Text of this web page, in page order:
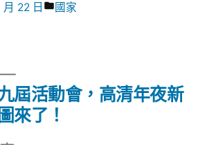
22 日
分
國家
下
一
篇
屆活動會，高清年夜新
來了！